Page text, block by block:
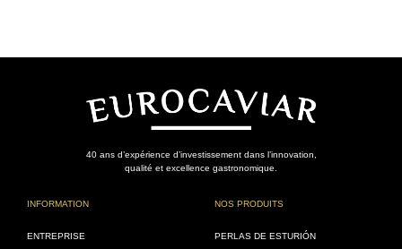
40 ans d’expérience d’investissement dans l’innovation,
qualité et excellence gastronomique.
INFORMATION
ENTREPRISE
NOS PRODUITS
PERLAS DE ESTURIÓN